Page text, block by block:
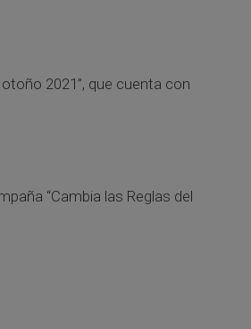
2021”, que cuenta con
“Cambia las Reglas del